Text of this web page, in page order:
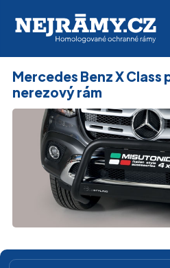
Mercedes Benz X
nerezový rám